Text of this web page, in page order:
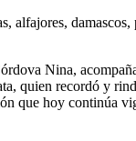
alfajores,
Nina,
quien recordó y
que hoy continúa